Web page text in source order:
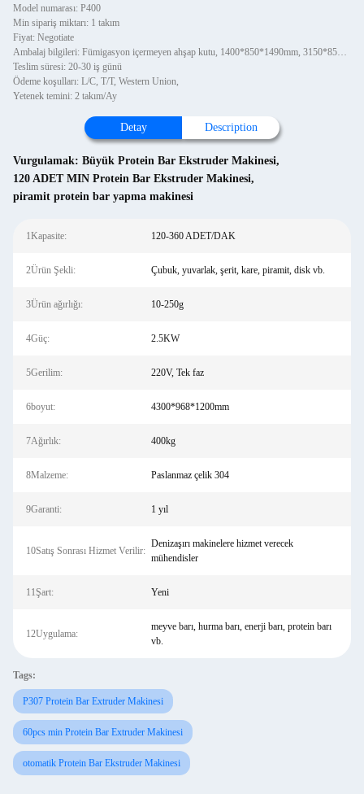
Model numarası: P400
Min sipariş miktarı: 1 takım
Fiyat: Negotiate
Ambalaj bilgileri: Fümigasyon içermeyen ahşap kutu, 1400*850*1490mm, 3150*850*1680mm
Teslim süresi: 20-30 iş günü
Ödeme koşulları: L/C, T/T, Western Union,
Yetenek temini: 2 takım/Ay
Detay Description
Vurgulamak: Büyük Protein Bar Ekstruder Makinesi,
120 ADET MIN Protein Bar Ekstruder Makinesi,
piramit protein bar yapma makinesi
1Kapasite: 120-360 ADET/DAK
2Ürün Şekli: Çubuk, yuvarlak, şerit, kare, piramit, disk vb.
3Ürün ağırlığı: 10-250g
4Güç: 2.5KW
5Gerilim: 220V, Tek faz
6boyut: 4300*968*1200mm
7Ağırlık: 400kg
8Malzeme: Paslanmaz çelik 304
9Garanti: 1 yıl
10Satış Sonrası Hizmet Verilir:
Denizaşırı makinelere hizmet verecek
mühendisler
11Şart: Yeni
12Uygulama:
meyve barı, hurma barı, enerji barı, protein barı
vb.
Tags:
P307 Protein Bar Extruder Makinesi
60pcs min Protein Bar Extruder Makinesi
otomatik Protein Bar Ekstruder Makinesi